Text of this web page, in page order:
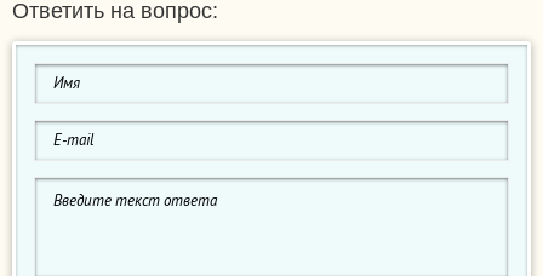
Ответить на вопрос: